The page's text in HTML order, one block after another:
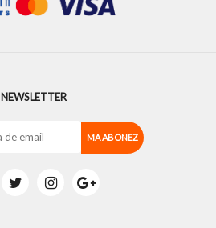
NEWSLETTER